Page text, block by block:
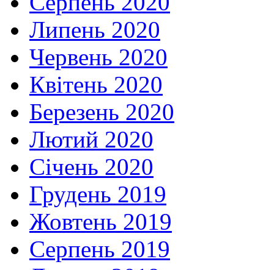
Липень 2020
Червень 2020
Квітень 2020
Березень 2020
Лютий 2020
Січень 2020
Грудень 2019
Жовтень 2019
Серпень 2019